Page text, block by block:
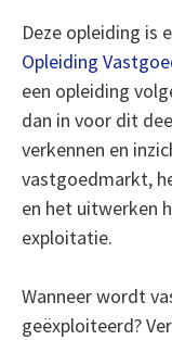
Deze opleiding is
Opleiding
een opleiding
dan in voor dit
verkennen en
vastgoedmarkt,
en het uitwerken
exploitatie.
Wanneer wordt
geëxploiteerd?